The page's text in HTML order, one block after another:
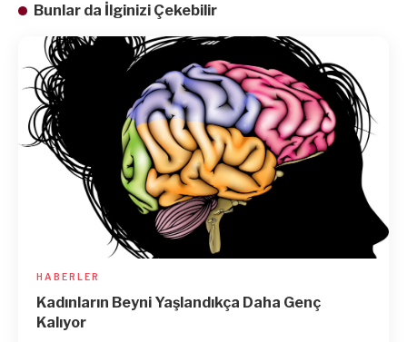
Bunlar da İlginizi Çekebilir
HABERLER
Kadınların Beyni Yaşlandıkça Daha Genç
Kalıyor